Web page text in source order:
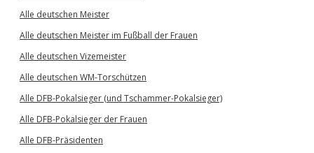
Alle deutschen Meister
Alle deutschen Meister im Fußball der Frauen
Alle deutschen Vizemeister
Alle deutschen WM-Torschützen
Alle DFB-Pokalsieger (und Tschammer-Pokalsieger)
Alle DFB-Pokalsieger der Frauen
Alle DFB-Präsidenten